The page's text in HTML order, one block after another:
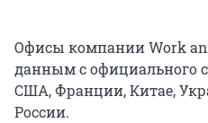
Офисы компании Work
данным с официального
США, Франции, Китае,
России.